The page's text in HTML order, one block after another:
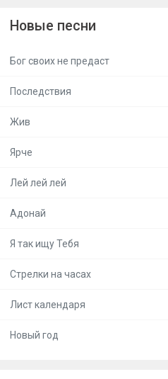
Новые песни
Бог своих не предаст
Последствия
Жив
Ярче
Лей лей лей
Адонай
Я так ищу Тебя
Стрелки на часах
Лист календаря
Новый год